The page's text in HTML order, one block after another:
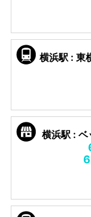
横浜駅 : 東
横浜駅 :